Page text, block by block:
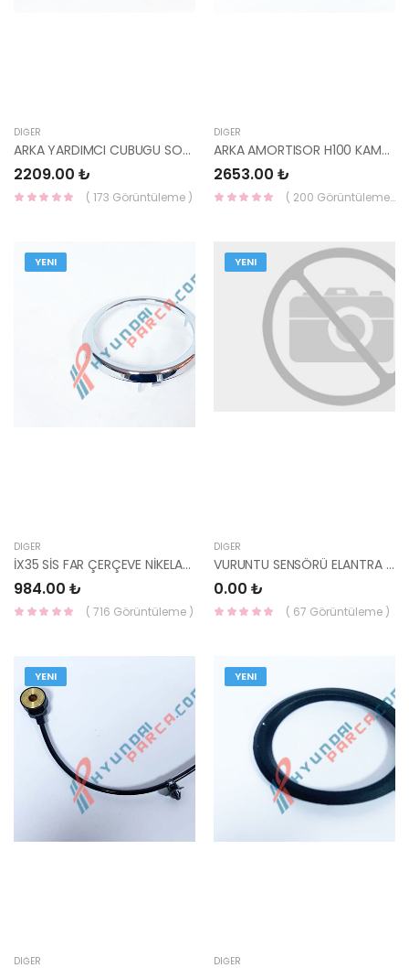
DIĞER
ARKA YARDIMCI CUBUGU SONATA 98-05 55250-38000-HMC
2209.00 ₺
( 173 Görüntüleme )
DIĞER
ARKA AMORTISOR H100 KAMYONET 2004- 55300-4F000-HMC
2653.00 ₺
( 200 Görüntüleme )
YENI
DIĞER
İX35 SİS FAR ÇERÇEVE NİKELAJI SOL (YUVARLAK) 86553-2Y000-HMC
984.00 ₺
( 716 Görüntüleme )
YENI
DIĞER
VURUNTU SENSÖRÜ ELANTRA 96- INZI 39250-23010-
0.00 ₺
( 67 Görüntüleme )
YENI
DIĞER
YENI
DIĞER